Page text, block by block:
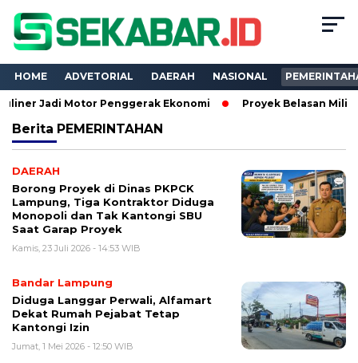
HOME ADVETORIAL DAERAH NASIONAL
Motor Penggerak Ekonomi Proyek Belasan Miliar Dinas
Berita PEMERINTAHAN
DAERAH
Borong Proyek di Dinas PKPCK
Lampung, Tiga Kontraktor Diduga
Monopoli dan Tak Kantongi SBU
Saat Garap Proyek
Kamis, 23 Juli 2026 - 14:53 WIB
Bandar Lampung
Diduga Langgar Perwali, Alfamart
Dekat Rumah Pejabat Tetap
Kantongi Izin
Jumat, 1 Mei 2026 - 12:50 WIB